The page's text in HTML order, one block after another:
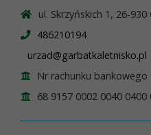
ul. Skrzyńskich 1, 26-
486210194
urzad@garbatkaletnisko.pl
Nr rachunku bankowego
68 9157 0002 0040 0400